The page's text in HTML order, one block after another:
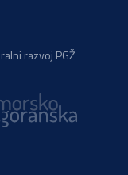
razvoj PGŽ